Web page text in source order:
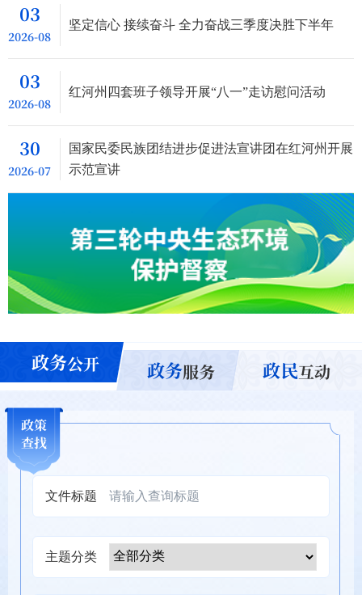
03
2026-08
坚定信心 接续奋斗 全力奋战三季度决胜下半年
03
2026-08
红河州四套班子领导开展“八一”走访慰问活动
30
2026-07
国家民委民族团结进步促进法宣讲团在红河州开展
示范宣讲
政务公开 政务服务 政民互动
政策
查找
文件标题
主题分类